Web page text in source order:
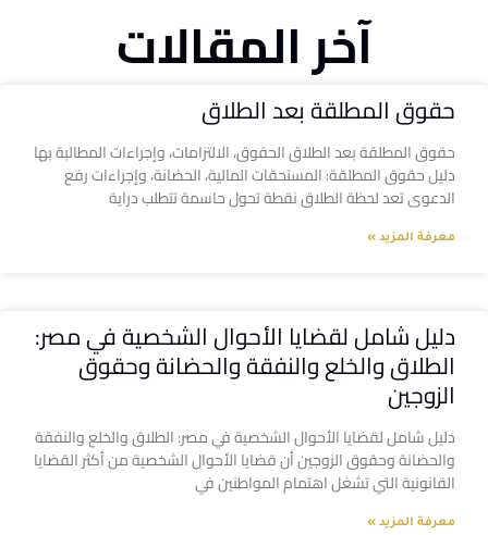
آخر المقالات
حقوق المطلقة بعد الطلاق
حقوق المطلقة بعد الطلاق الحقوق، الالتزامات، وإجراءات المطالبة بها
دليل حقوق المطلقة: المستحقات المالية، الحضانة، وإجراءات رفع
الدعوى تعد لحظة الطلاق نقطة تحول حاسمة تتطلب دراية
معرفة المزيد »
دليل شامل لقضايا الأحوال الشخصية في مصر:
الطلاق والخلع والنفقة والحضانة وحقوق
الزوجين
دليل شامل لقضايا الأحوال الشخصية في مصر: الطلاق والخلع والنفقة
والحضانة وحقوق الزوجين أن قضايا الأحوال الشخصية من أكثر القضايا
القانونية التي تشغل اهتمام المواطنين في
معرفة المزيد »